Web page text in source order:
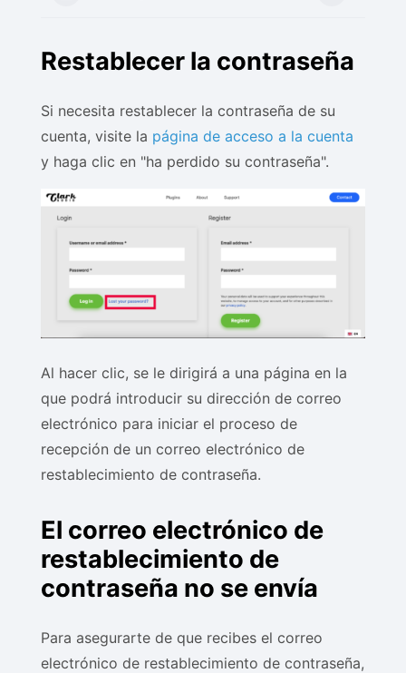
Restablecer la contraseña
Si necesita restablecer la contraseña de su
cuenta, visite la página de acceso a la cuenta
y haga clic en "ha perdido su contraseña".
Al hacer clic, se le dirigirá a una página en la
que podrá introducir su dirección de correo
electrónico para iniciar el proceso de
recepción de un correo electrónico de
restablecimiento de contraseña.
El correo electrónico de
restablecimiento de
contraseña no se envía
Para asegurarte de que recibes el correo
electrónico de restablecimiento de contraseña,